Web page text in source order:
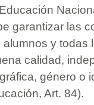
garantizar las
y todas
calidad,
género o
Art. 84).